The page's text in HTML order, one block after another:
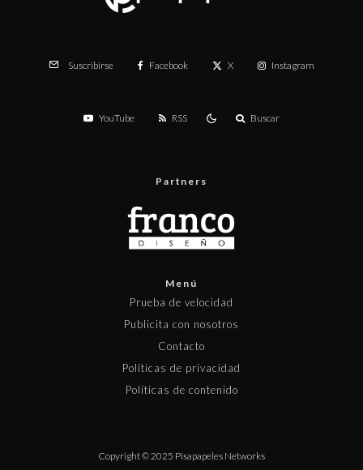
Suscribirse Facebook X Instagram
YouTube RSS Buscar
Partners
Menú
Prueba de velocidad
Publicita con nosotros
Contacto
Políticas de privacidad
Políticas de contenido
Copyright © 2025 Pisapapeles Networks